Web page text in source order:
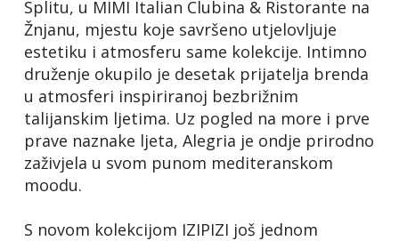
Splitu, u MIMI Italian Clubina & Ristorante na
Žnjanu, mjestu koje savršeno utjelovljuje
estetiku i atmosferu same kolekcije. Intimno
druženje okupilo je desetak prijatelja brenda
u atmosferi inspiriranoj bezbrižnim
talijanskim ljetima. Uz pogled na more i prve
prave naznake ljeta, Alegria je ondje prirodno
zaživjela u svom punom mediteranskom
moodu.
S novom kolekcijom IZIPIZI još jednom